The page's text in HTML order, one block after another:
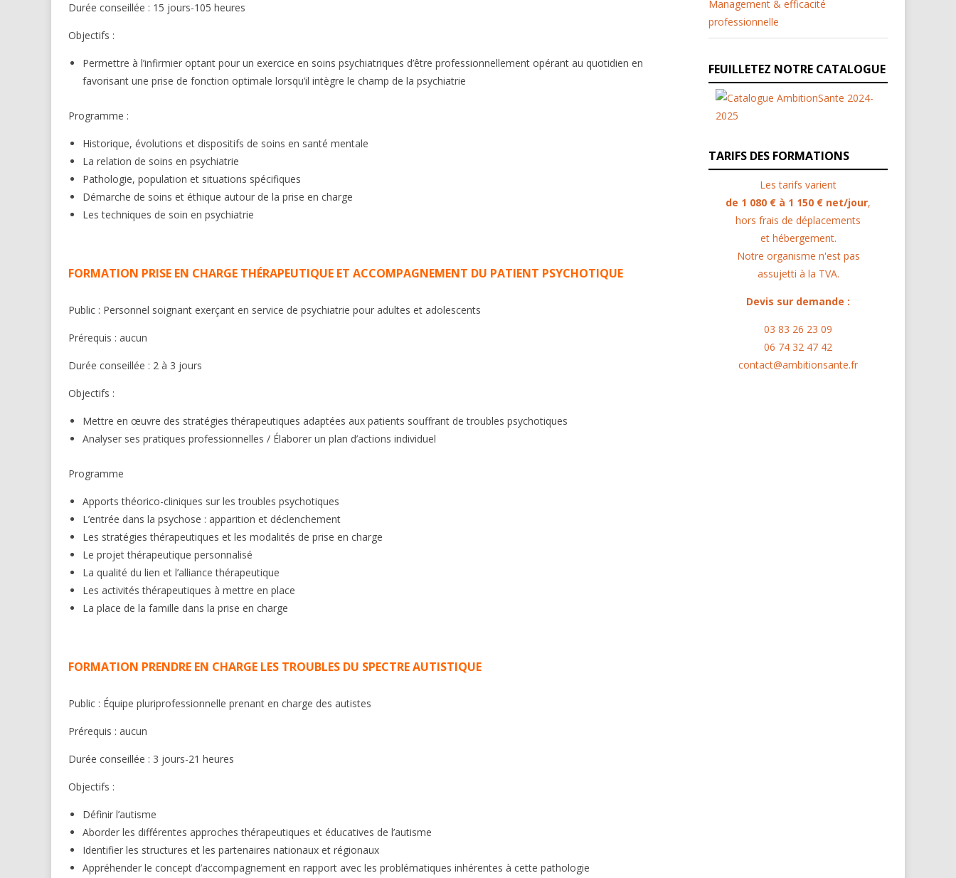
Durée conseillée : 15 jours-105 heures
Objectifs :
Permettre à l’infirmier optant pour un exercice en soins psychiatriques d’être professionnellement opérant au quotidien en
favorisant une prise de fonction optimale lorsqu’il intègre le champ de la psychiatrie
Programme :
Historique, évolutions et dispositifs de soins en santé mentale
La relation de soins en psychiatrie
Pathologie, population et situations spécifiques
Démarche de soins et éthique autour de la prise en charge
Les techniques de soin en psychiatrie
FORMATION PRISE EN CHARGE THÉRAPEUTIQUE ET ACCOMPAGNEMENT DU PATIENT PSYCHOTIQUE
Public : Personnel soignant exerçant en service de psychiatrie pour adultes et adolescents
Prérequis : aucun
Durée conseillée : 2 à 3 jours
Objectifs :
Mettre en œuvre des stratégies thérapeutiques adaptées aux patients souffrant de troubles psychotiques
Analyser ses pratiques professionnelles / Élaborer un plan d’actions individuel
Programme
Apports théorico-cliniques sur les troubles psychotiques
L’entrée dans la psychose : apparition et déclenchement
Les stratégies thérapeutiques et les modalités de prise en charge
Le projet thérapeutique personnalisé
La qualité du lien et l’alliance thérapeutique
Les activités thérapeutiques à mettre en place
La place de la famille dans la prise en charge
FORMATION PRENDRE EN CHARGE LES TROUBLES DU SPECTRE AUTISTIQUE
Public : Équipe pluriprofessionnelle prenant en charge des autistes
Prérequis : aucun
Durée conseillée : 3 jours-21 heures
Objectifs :
Définir l’autisme
Aborder les différentes approches thérapeutiques et éducatives de l’autisme
Identifier les structures et les partenaires nationaux et régionaux
Appréhender le concept d’accompagnement en rapport avec les problématiques inhérentes à cette pathologie
Management & efficacité
professionnelle
FEUILLETEZ NOTRE CATALOGUE
TARIFS DES FORMATIONS
Les tarifs varient
de 1 080 € à 1 150 € net/jour,
hors frais de déplacements
et hébergement.
Notre organisme n'est pas
assujetti à la TVA.
Devis sur demande :
03 83 26 23 09
06 74 32 47 42
contact@ambitionsante.fr